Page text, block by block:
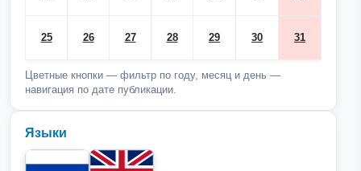
25 26 27 28 29 30 31
Цветные кнопки — фильтр по году, месяц и день —
навигация по дате публикации.
Языки